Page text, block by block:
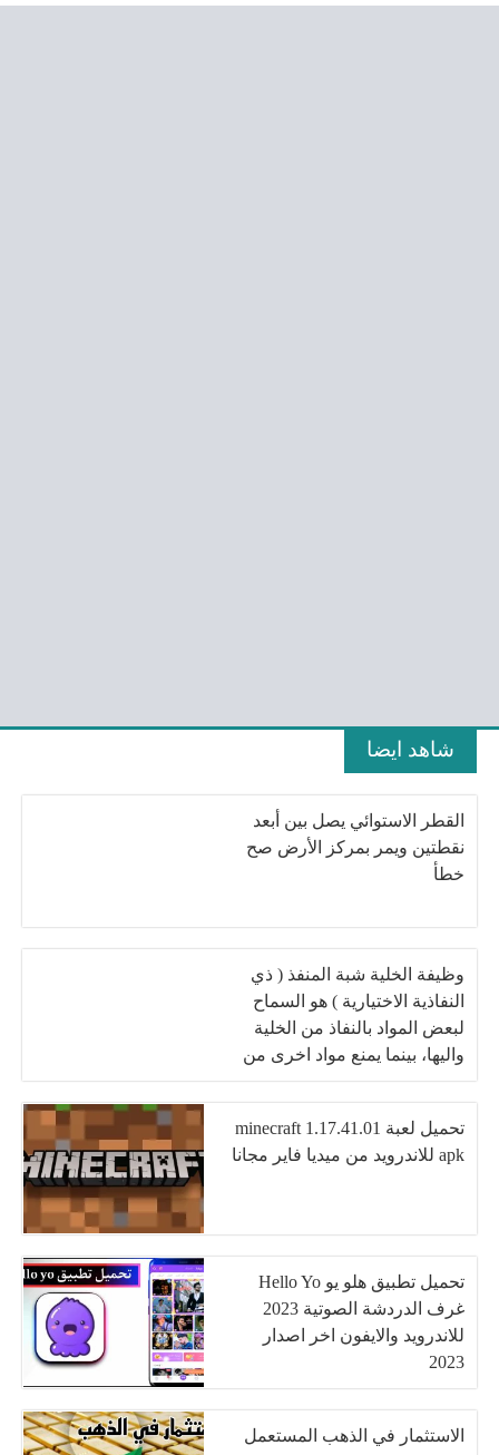
شاهد ايضا
القطر الاستوائي يصل بين أبعد
نقطتين ويمر بمركز الأرض صح
خطأ
وظيفة الخلية شبة المنفذ ( ذي
النفاذية الاختيارية ) هو السماح
لبعض المواد بالنفاذ من الخلية
واليها، بينما يمنع مواد اخرى من
المرور
تحميل لعبة minecraft 1.17.41.01
apk للاندرويد من ميديا فاير مجانا
تحميل تطبيق هلو يو Hello Yo
غرف الدردشة الصوتية 2023
للاندرويد والايفون اخر اصدار
2023
الاستثمار في الذهب المستعمل